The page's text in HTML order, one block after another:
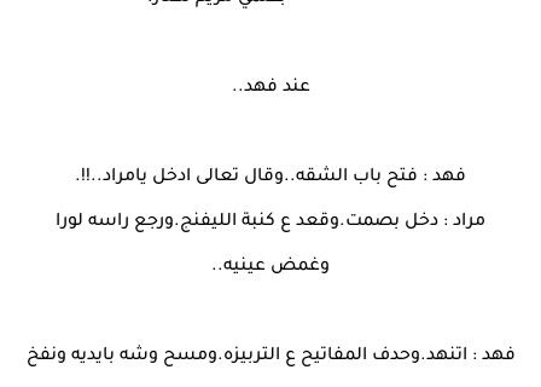
عند فهد..
فهد : فتح باب الشقه..وقال تعالى ادخل يامراد..!!.
مراد : دخل بصمت.وقعد ع كنبة الليفنج.ورجع راسه لورا
وغمض عينيه..
فهد : اتنهد.وحدف المفاتيح ع التربيزه.ومسح وشه بايديه ونفخ